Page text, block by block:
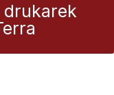
drukarek